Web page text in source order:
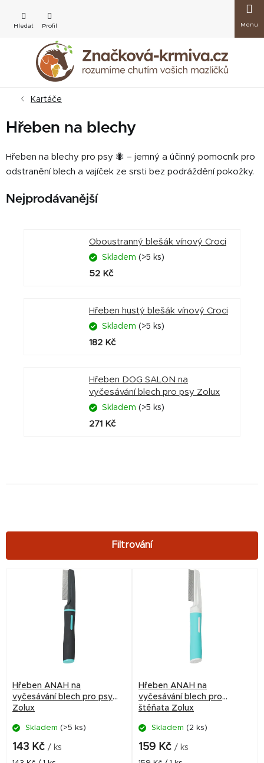
obsah
košík
Kartáče
Hřeben na blechy
Hřeben na blechy pro psy 🐜 – jemný a účinný pomocník pro
odstranění blech a vajíček ze srsti bez podráždění pokožky.
Nejprodávanější
Oboustranný blešák vínový Croci
Skladem (>5 ks)
52 Kč
Hřeben hustý blešák vínový Croci
Skladem (>5 ks)
182 Kč
Hřeben DOG SALON na
vyčesávání blech pro psy Zolux
Skladem (>5 ks)
271 Kč
o
d
Hřeben ANAH na
vyčesávání blech pro psy
Zolux
Skladem (>5 ks)
143 Kč / ks
Hřeben ANAH na
vyčesávání blech pro
štěňata Zolux
Skladem (2 ks)
159 Kč / ks